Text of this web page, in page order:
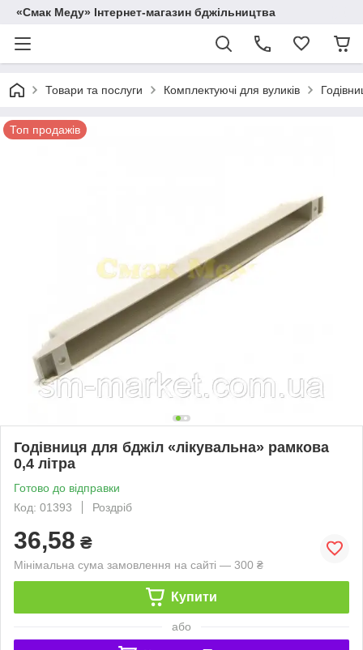
«Смак Меду» Інтернет-магазин бджільництва
Товари та послуги Комплектуючі для вуликів
Топ продажів
Годівниця для бджіл «лікувальна» рамкова
0,4 літра
Готово до відправки
Код: 01393
Роздріб
36,58 ₴
Мінімальна сума замовлення на сайті — 300 ₴
Купити
або